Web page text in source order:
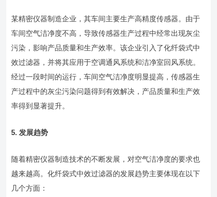
某精密仪器制造企业，其车间主要生产高精度传感器。由于
车间空气洁净度不高，导致传感器生产过程中经常出现灰尘
污染，影响产品质量和生产效率。该企业引入了化纤袋式中
效过滤器，并将其应用于空调通风系统和洁净室回风系统。
经过一段时间的运行，车间空气洁净度明显提高，传感器生
产过程中的灰尘污染问题得到有效解决，产品质量和生产效
率得到显著提升。
5. 发展趋势
随着精密仪器制造技术的不断发展，对空气洁净度的要求也
越来越高。化纤袋式中效过滤器的发展趋势主要体现在以下
几个方面：